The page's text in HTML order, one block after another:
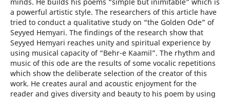
a powerful artistic style. The researchers of this article have
tried to conduct a qualitative study on “the Golden Ode” of
Seyyed Hemyari. The findings of the research show that
Seyyed Hemyari reaches unity and spiritual experience by
using musical capacity of “Behr-e Kaamil”. The rhythm and
music of this ode are the results of some vocalic repetitions
which show the deliberate selection of the creator of this
work. He creates aural and acoustic enjoyment for the
reader and gives diversity and beauty to his poem by using